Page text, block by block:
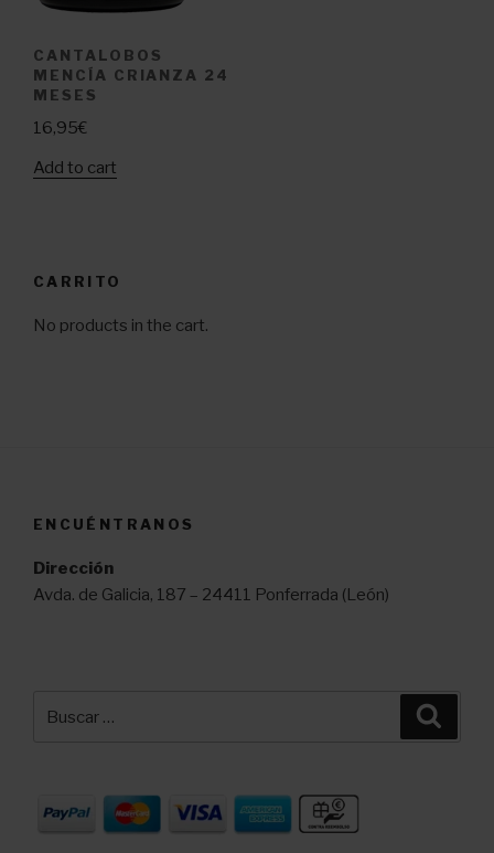
CANTALOBOS
MENCÍA CRIANZA 24
MESES
16,95€
Add to cart
CARRITO
No products in the cart.
ENCUÉNTRANOS
Dirección
Avda. de Galicia, 187 – 24411 Ponferrada (León)